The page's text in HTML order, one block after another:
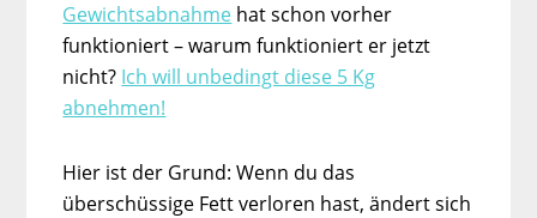
Gewichtsabnahme hat schon vorher
funktioniert – warum funktioniert er jetzt
nicht? Ich will unbedingt diese 5 Kg
abnehmen!
Hier ist der Grund: Wenn du das
überschüssige Fett verloren hast, ändert sich